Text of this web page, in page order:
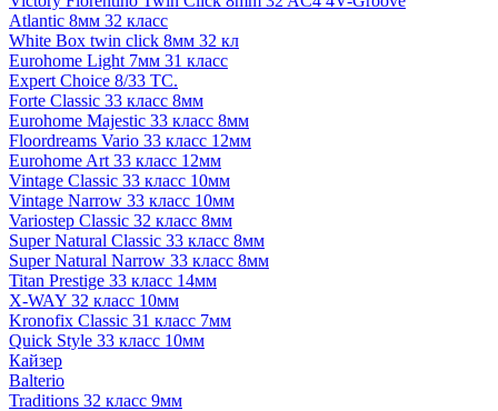
Atlantic 8мм 32 класс
White Box twin click 8мм 32 кл
Eurohome Light 7мм 31 класс
Expert Choice 8/33 TC.
Forte Classic 33 класс 8мм
Eurohome Majestic 33 класс 8мм
Floordreams Vario 33 класс 12мм
Eurohome Art 33 класс 12мм
Vintage Classic 33 класс 10мм
Vintage Narrow 33 класс 10мм
Variostep Classic 32 класс 8мм
Super Natural Classic 33 класс 8мм
Super Natural Narrow 33 класс 8мм
Titan Prestige 33 класс 14мм
X-WAY 32 класс 10мм
Kronofix Classic 31 класс 7мм
Quick Style 33 класс 10мм
Кайзер
Balterio
Traditions 32 класс 9мм